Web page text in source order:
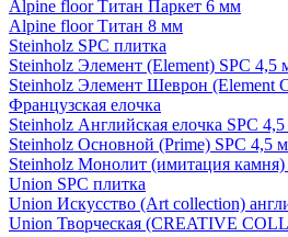
Alpine floor Титан Паркет 6 мм
Alpine floor Титан 8 мм
Steinholz SPC плитка
Steinholz Элемент (Element) SPC 4,5
Steinholz Элемент Шеврон (Element
Французская елочка
Steinholz Английская елочка SPC
Steinholz Основной (Prime) SPC 4,5
Steinholz Монолит (имитация
Union SPC плитка
Union Искусство (Art collection)
Union Творческая (CREATIVE